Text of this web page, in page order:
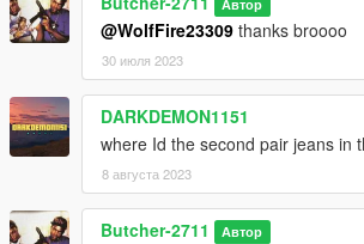
Автор
@WolfFire23309 thanks broooo
30 июля 2023
DARKDEMON1151
where Id the second pair jeans in
8 августа 2023
Butcher-2711 Автор